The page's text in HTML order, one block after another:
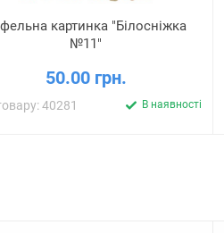
картинка "Білосніжка
№11"
50.00 грн.
40281 В наявності